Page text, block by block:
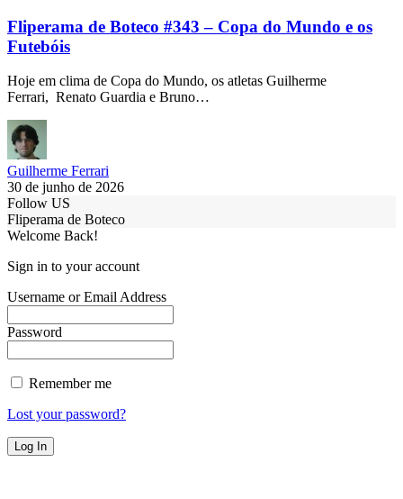
Fliperama de Boteco #343 – Copa do Mundo e os
Futebóis
Hoje em clima de Copa do Mundo, os atletas Guilherme
Ferrari, Renato Guardia e Bruno…
Guilherme Ferrari
30 de junho de 2026
Follow US
Fliperama de Boteco
Welcome Back!
Sign in to your account
Username or Email Address
Password
Remember me
Lost your password?